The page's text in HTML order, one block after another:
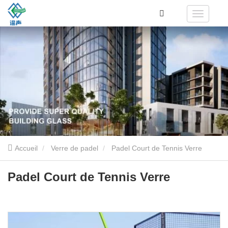
Accueil Verre de padel Padel Court de Tennis Verre
Padel Court de Tennis Verre